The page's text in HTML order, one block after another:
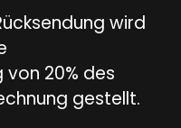
wird
20% des
gestellt.